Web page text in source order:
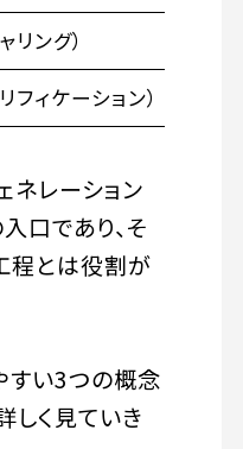
ング）
ィケーション）
ネレーション
口であり、そ
程とは役割が
すい3つの概念
しく見ていき